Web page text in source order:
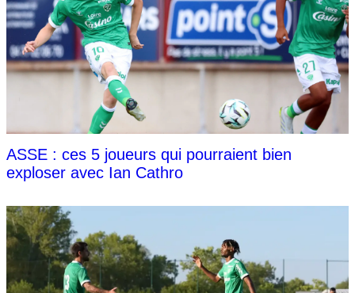
ASSE : ces 5 joueurs qui pourraient bien
exploser avec Ian Cathro